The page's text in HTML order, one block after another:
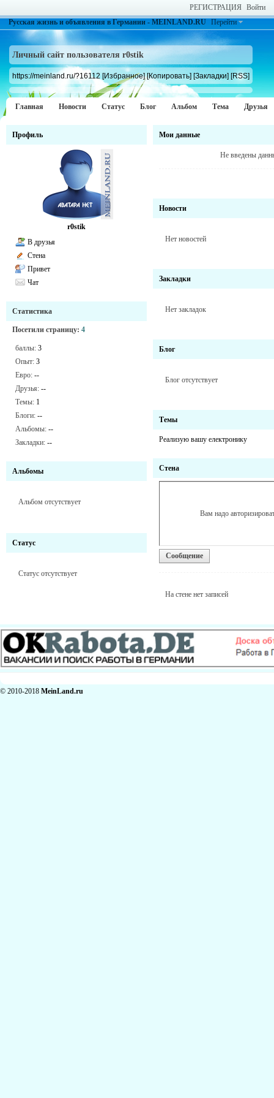
РЕГИСТРАЦИЯ Войти
Русская жизнь и объявления в Германии - MEINLAND.RU Перейти
Личный сайт пользователя r0stik
https://meinland.ru/?16112 [Избранное] [Копировать] [Закладки] [RSS]
Главная Новости Статус Блог Альбом Тема Друзья
Профиль
r0stik
В друзья
Стена
Привет
Чат
Статистика
Посетили страницу: 4
баллы: 3
Опыт: 3
Евро: --
Друзья: --
Темы: 1
Блоги: --
Альбомы: --
Закладки: --
Альбомы
Альбом отсутствует
Статус
Статус отсутствует
Мои данные
Не введены
Новости
Нет новостей
Закладки
Нет закладок
Блог
Блог отсутствует
Темы
Реализую вашy електронику
Стена
Вам надо
Сообщение
На стене нет записей
© 2010-2018 MeinLand.ru